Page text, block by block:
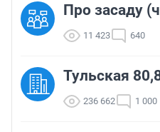
Про засаду
11 423 640
Тульская
236 662 1 000